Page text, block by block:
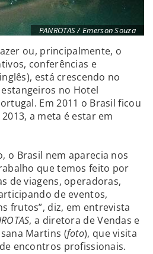
PANROTAS / Emerson Souza
ou, principalmente, o
conferências e
está crescendo no
no Hotel
Em 2011 o Brasil ficou
a meta é estar em
o Brasil nem aparecia nos
que temos feito por
de viagens, operadoras,
de eventos,
frutos”, diz, em entrevista
, a diretora de Vendas e
Martins (foto), que visita
encontros profissionais.